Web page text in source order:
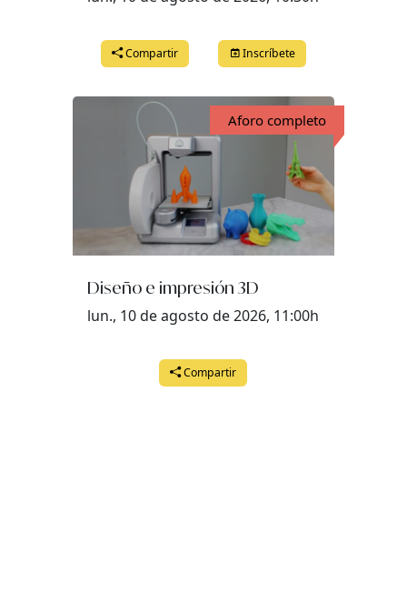
Compartir Inscríbete
Aforo completo
Diseño e impresión 3D
lun., 10 de agosto de 2026, 11:00h
Compartir